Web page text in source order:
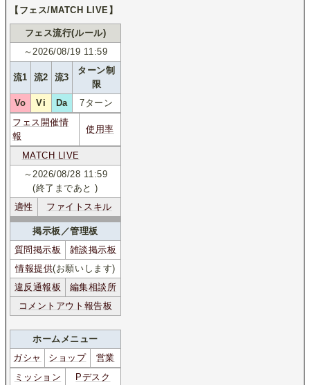
【フェス/MATCH LIVE】
フェス流行(ルール)
～2026/08/19 11:59
流1 流2 流3
ターン制
限
Vo
Vi Da
7ターン
フェス開催情
報
使用率
MATCH LIVE
適性 ファイトスキル
～2026/08/28 11:59
(終了まであと)
違反通報板
編集相談所
コメントアウト報告板
掲示板／管理板
質問掲示板
雑談掲示板
情報提供(お願いします)
ホームメニュー
ガシャ
ショップ
営業
ミッション
Pデスク